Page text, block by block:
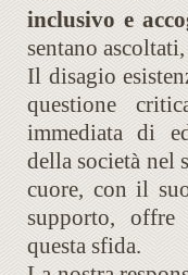
inclusivo e
sentano
Il disagio
questione
immediata di
della società nel
cuore, con il
supporto, offre
questa sfida.